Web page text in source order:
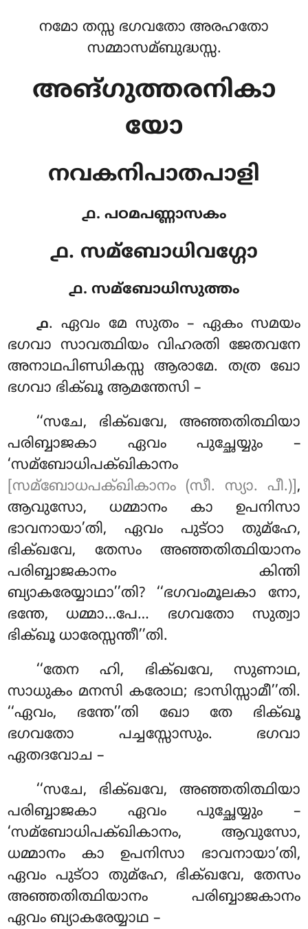
നമോ തസ്സ ഭഗവതോ അരഹതോ
സമ്മാസമ്ബുദ്ധസ്സ.
അങ്ഗുത്തരനികാ
യോ
നവകനിപാതപാളി
൧. പഠമപണ്ണാസകം
൧. സമ്ബോധിവഗ്ഗോ
൧. സമ്ബോധിസുത്തം
൧. ഏവം മേ സുതം – ഏകം സമയം
ഭഗവാ സാവത്ഥിയം വിഹരതി ജേതവനേ
അനാഥപിണ്ഡികസ്സ ആരാമേ. തത്ര ഖോ
ഭഗവാ ഭിക്ഖൂ ആമന്തേസി –
‘‘സചേ, ഭിക്ഖവേ, അഞ്ഞതിത്ഥിയാ
പരിബ്ബാജകാ ഏവം പുച്ഛേയ്യും –
‘സമ്ബോധിപക്ഖികാനം
[സമ്ബോധപക്ഖികാനം (സീ. സ്യാ. പീ.)] ,
ആവുസോ, ധമ്മാനം കാ ഉപനിസാ
ഭാവനായാ’തി, ഏവം പുട്ഠാ തുമ്ഹേ,
ഭിക്ഖവേ, തേസം അഞ്ഞതിത്ഥിയാനം
പരിബ്ബാജകാനം കിന്തി
ബ്യാകരേയ്യാഥാ’’തി? ‘‘ഭഗവംമൂലകാ നോ,
ഭന്തേ, ധമ്മാ…പേ… ഭഗവതോ സുത്വാ
ഭിക്ഖൂ ധാരേസ്സന്തീ’’തി.
‘‘തേന ഹി, ഭിക്ഖവേ, സുണാഥ,
സാധുകം മനസി കരോഥ; ഭാസിസ്സാമീ’’തി.
‘‘ഏവം, ഭന്തേ’’തി ഖോ തേ ഭിക്ഖൂ
ഭഗവതോ പച്ചസ്സോസും. ഭഗവാ
ഏതദവോച –
‘‘സചേ, ഭിക്ഖവേ, അഞ്ഞതിത്ഥിയാ
പരിബ്ബാജകാ ഏവം പുച്ഛേയ്യും –
‘സമ്ബോധിപക്ഖികാനം, ആവുസോ,
ധമ്മാനം കാ ഉപനിസാ ഭാവനായാ’തി,
ഏവം പുട്ഠാ തുമ്ഹേ, ഭിക്ഖവേ, തേസം
അഞ്ഞതിത്ഥിയാനം പരിബ്ബാജകാനം
ഏവം ബ്യാകരേയ്യാഥ–